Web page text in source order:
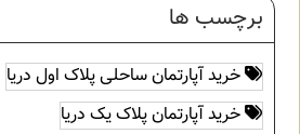
برچسب ها
خرید آپارتمان ساحلی پلاک اول دریا
خرید آپارتمان پلاک یک دریا